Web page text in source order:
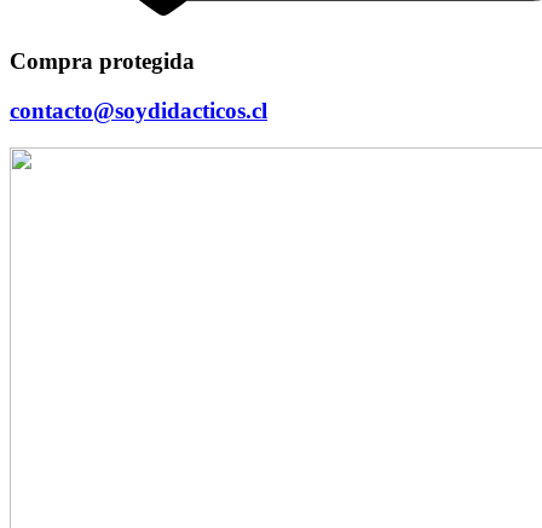
Compra protegida
contacto@soydidacticos.cl